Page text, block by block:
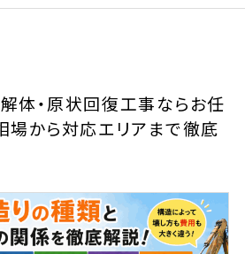
体・原状回復工事ならお任
場から対応エリアまで徹底